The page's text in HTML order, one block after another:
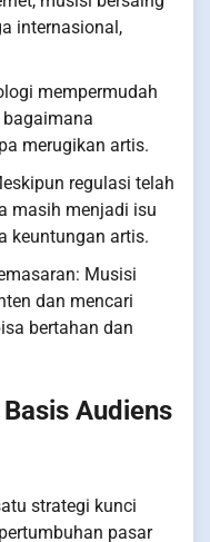
internasional,
mempermudah
merugikan artis.
regulasi telah
masih menjadi isu
keuntungan artis.
Musisi
dan mencari
bertahan dan
Audiens
strategi kunci
pasar